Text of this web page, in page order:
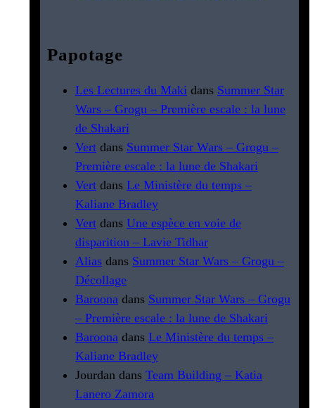
Papotage
Les Lectures du Maki dans Summer Star
Wars – Grogu – Première escale : la lune
de Shakari
Vert dans Summer Star Wars – Grogu –
Première escale : la lune de Shakari
Vert dans Le Ministère du temps –
Kaliane Bradley
Vert dans Une espèce en voie de
disparition – Lavie Tidhar
Alias dans Summer Star Wars – Grogu –
Décollage
Baroona dans Summer Star Wars – Grogu
– Première escale : la lune de Shakari
Baroona dans Le Ministère du temps –
Kaliane Bradley
Jourdan dans Team Building – Katia
Lanero Zamora